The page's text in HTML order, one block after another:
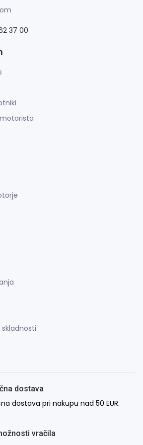
37 00
dostava
dostava pri nakupu nad 50 EUR.
vračila